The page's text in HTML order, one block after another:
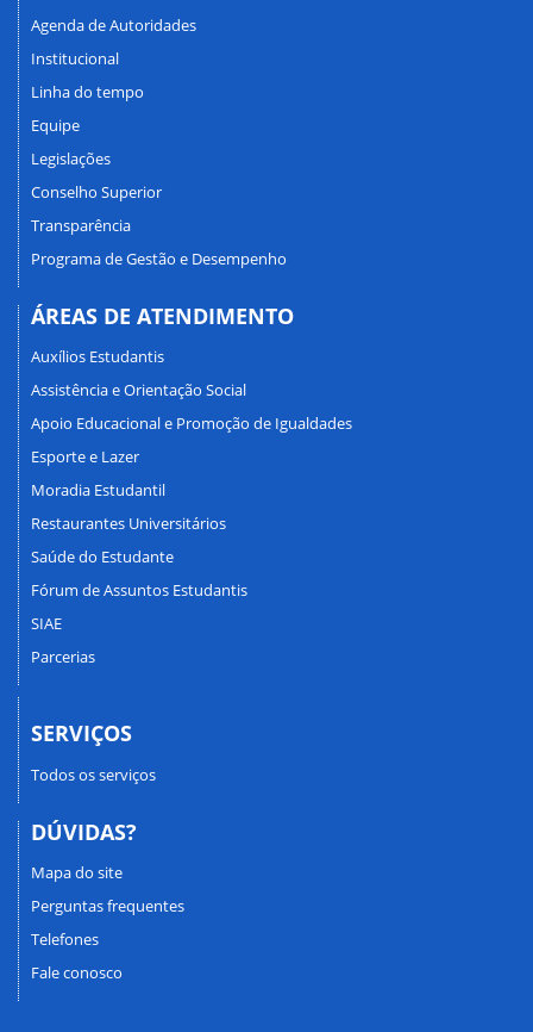
Agenda de Autoridades
Institucional
Linha do tempo
Equipe
Legislações
Conselho Superior
Transparência
Programa de Gestão e Desempenho
ÁREAS DE ATENDIMENTO
Auxílios Estudantis
Assistência e Orientação Social
Apoio Educacional e Promoção de Igualdades
Esporte e Lazer
Moradia Estudantil
Restaurantes Universitários
Saúde do Estudante
Fórum de Assuntos Estudantis
SIAE
Parcerias
SERVIÇOS
Todos os serviços
DÚVIDAS?
Mapa do site
Perguntas frequentes
Telefones
Fale conosco